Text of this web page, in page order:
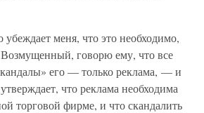
меня, что это необходимо,
говорю ему, что все
его — только реклама, — и
что реклама необходима
торговой фирме, и что скандалить